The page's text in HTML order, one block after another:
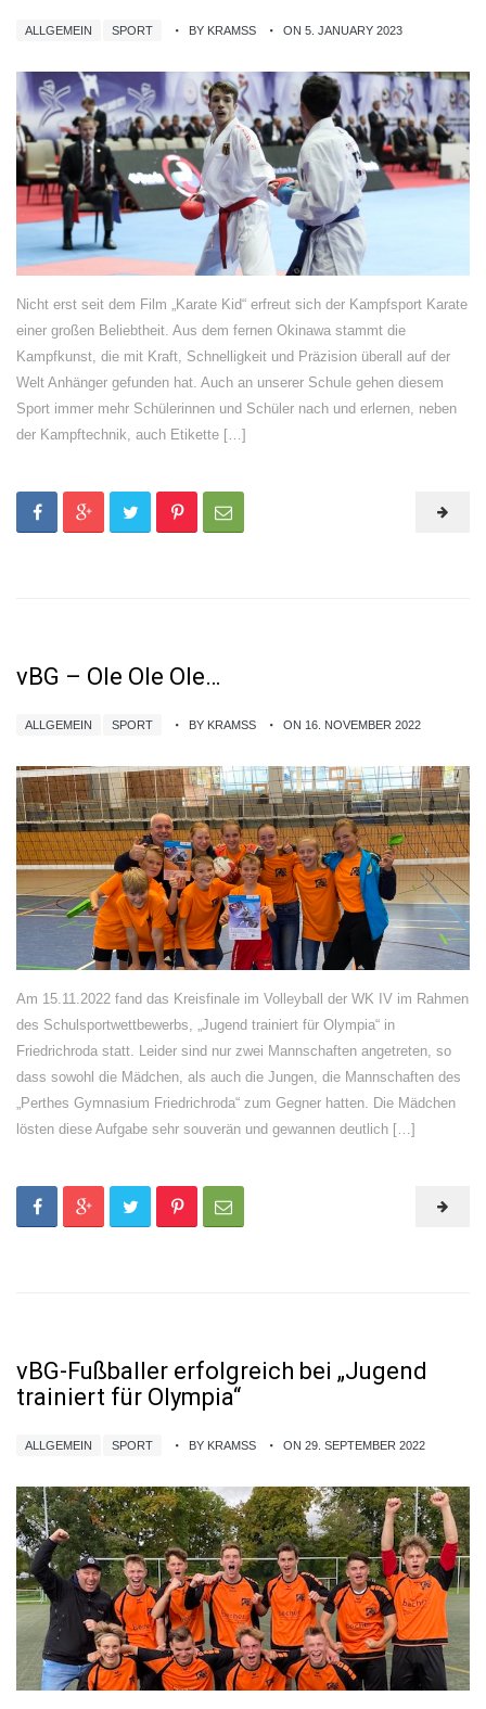
ALLGEMEIN SPORT BY KRAMSS ON 5. JANUARY 2023
Nicht erst seit dem Film „Karate Kid“ erfreut sich der Kampfsport Karate
einer großen Beliebtheit. Aus dem fernen Okinawa stammt die
Kampfkunst, die mit Kraft, Schnelligkeit und Präzision überall auf der
Welt Anhänger gefunden hat. Auch an unserer Schule gehen diesem
Sport immer mehr Schülerinnen und Schüler nach und erlernen, neben
der Kampftechnik, auch Etikette […]
vBG – Ole Ole Ole…
ALLGEMEIN SPORT BY KRAMSS ON 16. NOVEMBER 2022
Am 15.11.2022 fand das Kreisfinale im Volleyball der WK IV im Rahmen
des Schulsportwettbewerbs, „Jugend trainiert für Olympia“ in
Friedrichroda statt. Leider sind nur zwei Mannschaften angetreten, so
dass sowohl die Mädchen, als auch die Jungen, die Mannschaften des
„Perthes Gymnasium Friedrichroda“ zum Gegner hatten. Die Mädchen
lösten diese Aufgabe sehr souverän und gewannen deutlich […]
vBG-Fußballer erfolgreich bei „Jugend
trainiert für Olympia“
ALLGEMEIN SPORT BY KRAMSS ON 29. SEPTEMBER 2022